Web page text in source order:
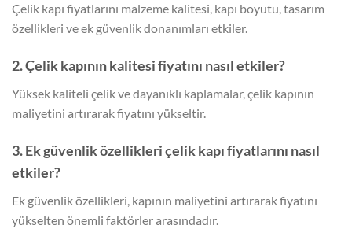
Çelik kapı fiyatlarını malzeme kalitesi, kapı boyutu, tasarım
özellikleri ve ek güvenlik donanımları etkiler.
2. Çelik kapının kalitesi fiyatını nasıl etkiler?
Yüksek kaliteli çelik ve dayanıklı kaplamalar, çelik kapının
maliyetini artırarak fiyatını yükseltir.
3. Ek güvenlik özellikleri çelik kapı fiyatlarını nasıl
etkiler?
Ek güvenlik özellikleri, kapının maliyetini artırarak fiyatını
yükselten önemli faktörler arasındadır.